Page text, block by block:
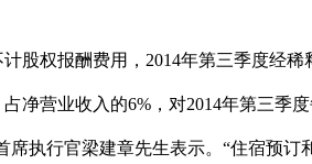
股权报酬费用， 2014年第三季度经稀
净营业收入的6% ，对2014年第三季
执行官梁建章先生表示。“住宿预